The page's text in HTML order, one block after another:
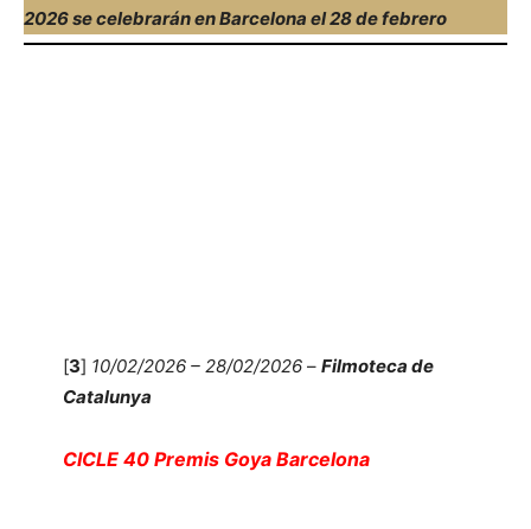
2026 se celebrarán en Barcelona el 28 de febrero
[3] 10/02/2026 – 28/02/2026– Filmoteca de
Catalunya
CICLE 40 Premis Goya Barcelona